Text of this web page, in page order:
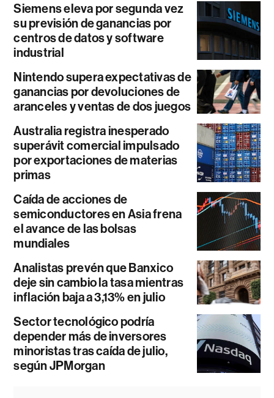
Siemens eleva por segunda vez
su previsión de ganancias por
centros de datos y software
industrial
Nintendo supera expectativas de
ganancias por devoluciones de
aranceles y ventas de dos juegos
Australia registra inesperado
superávit comercial impulsado
por exportaciones de materias
primas
Caída de acciones de
semiconductores en Asia frena
el avance de las bolsas
mundiales
Analistas prevén que Banxico
deje sin cambio la tasa mientras
inflación baja a 3,13% en julio
Sector tecnológico podría
depender más de inversores
minoristas tras caída de julio,
según JPMorgan